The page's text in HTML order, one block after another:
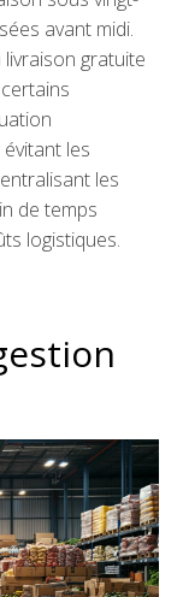
avant midi.
gratuite
les
les
de temps
logistiques.